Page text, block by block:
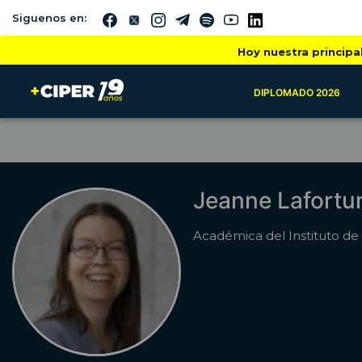
Siguenos en:
Hoy nuestra
DIPLOMADO 2026
Jeanne
Académica del Instituto de